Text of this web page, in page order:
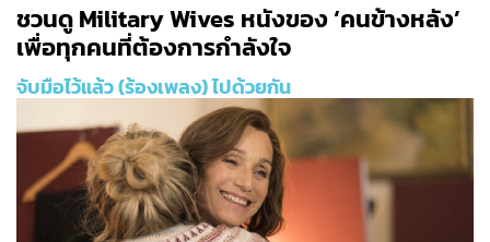
ชวนดู Military Wives หนังของ ‘คนข้างหลัง’
เพื่อทุกคนที่ต้องการกำลังใจ
จับมือไว้แล้ว (ร้องเพลง) ไปด้วยกัน